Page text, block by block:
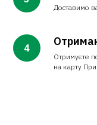
Доставимо
Отримуєте
на карту